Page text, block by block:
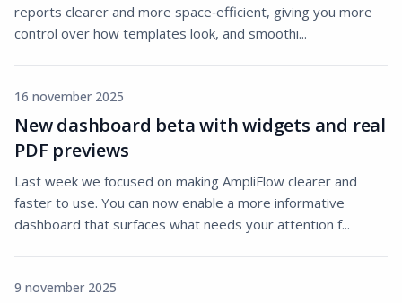
reports clearer and more space‑efficient, giving you more
control over how templates look, and smoothi...
16 november 2025
New dashboard beta with widgets and real
PDF previews
Last week we focused on making AmpliFlow clearer and
faster to use. You can now enable a more informative
dashboard that surfaces what needs your attention f...
9 november 2025